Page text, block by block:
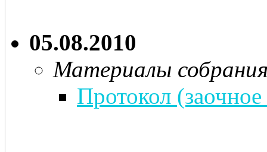
05.08.2010
Материалы
Протокол